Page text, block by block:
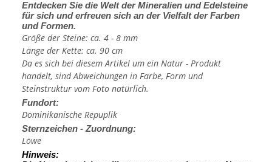
Entdecken Sie die Welt der Mineralien und Edelsteine
für sich und erfreuen sich an der Vielfalt der Farben
und Formen.
Größe der Steine: ca. 4 - 8 mm
Länge der Kette: ca. 90 cm
Da es sich bei diesem Artikel um ein Natur - Produkt
handelt, sind Abweichungen in Farbe, Form und
Steinstruktur vom Foto natürlich.
Fundort:
Dominikanische Repuplik
Sternzeichen - Zuordnung:
Löwe
Hinweis: